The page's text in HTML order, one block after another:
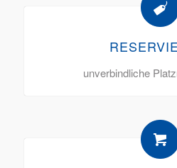
unverbindliche